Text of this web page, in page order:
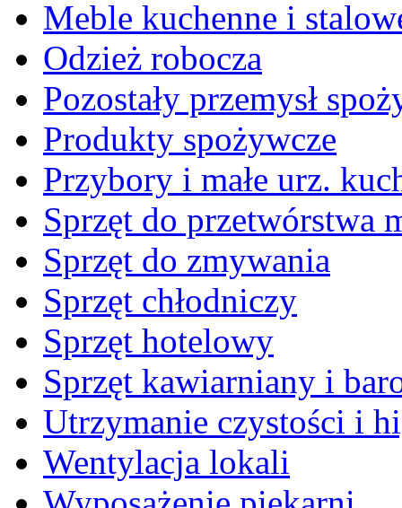
Meble kuchenne i
Odzież robocza
Pozostały przemysł
Produkty spożywcze
Przybory i małe urz.
Sprzęt do przetwórstwa
Sprzęt do zmywania
Sprzęt chłodniczy
Sprzęt hotelowy
Sprzęt kawiarniany i
Utrzymanie czystości i
Wentylacja lokali